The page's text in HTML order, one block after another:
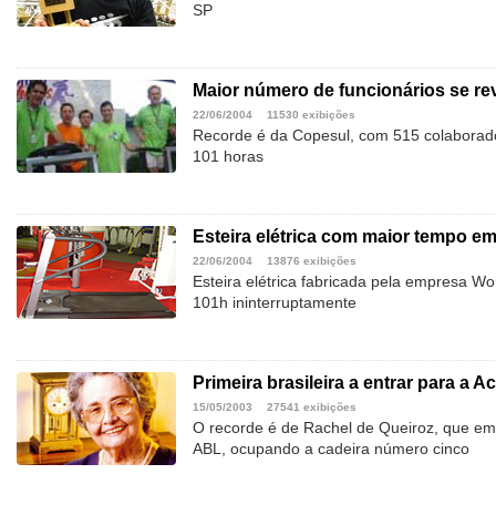
SP
Maior número de funcionários se
22/06/2004 11530 exibições
Recorde é da Copesul, com 515
101 horas
Esteira elétrica com maior tempo
22/06/2004 13876 exibições
Esteira elétrica fabricada pela empresa
101h ininterruptamente
Primeira brasileira a entrar para a
15/05/2003 27541 exibições
O recorde é de Rachel de Queiroz, que
ABL, ocupando a cadeira número cinco